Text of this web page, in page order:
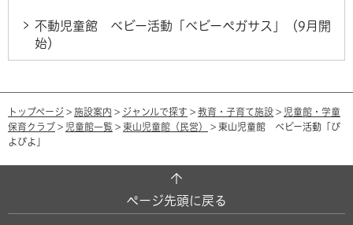
不動児童館 ベビー活動「ベビーペガサス」（9月開
始）
トップページ > 施設案内 > ジャンルで探す > 教育・子育て施設 > 児童館・学童
保育クラブ > 児童館一覧 > 東山児童館（民営）
> 東山児童館 ベビー活動「ぴ
よぴよ」
ページ先頭に戻る